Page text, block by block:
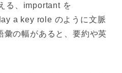
る、important を
a key role のように文脈
彙の幅があると、要約や英